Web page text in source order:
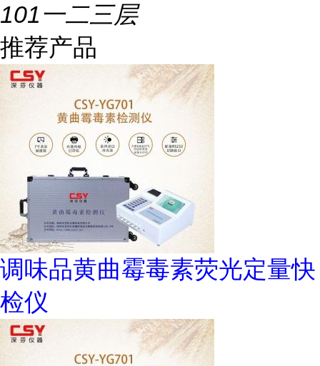
101一二三层
推荐产品
调味品黄曲霉毒素荧光定量快
检仪